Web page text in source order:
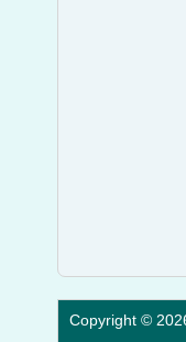
Copyright ©